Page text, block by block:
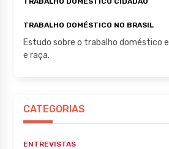
TRABALHO DOMÉSTICO NO BRASIL
Estudo sobre o trabalho doméstico
e raça.
CATEGORIAS
ENTREVISTAS